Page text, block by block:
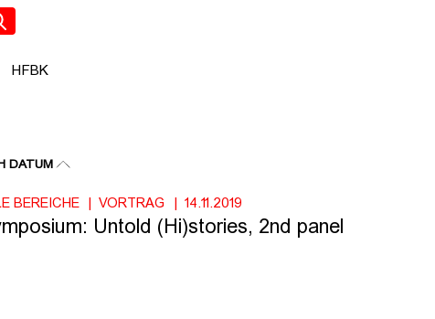
HFBK
DATUM
BEREICHE VORTRAG 14.11.2019
Untold (Hi)stories, 2nd panel